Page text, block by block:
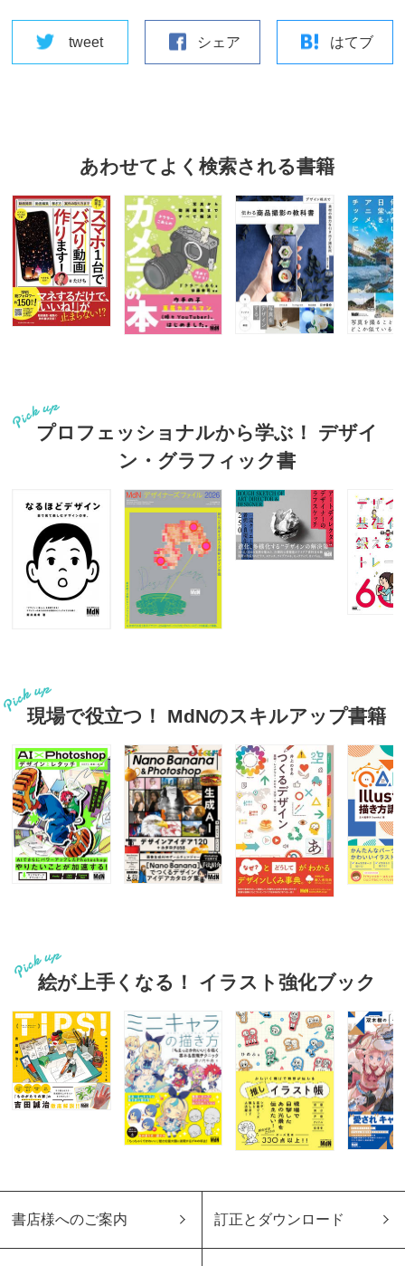
tweet シェア はてブ
あわせてよく検索される書籍
プロフェッショナルから学ぶ！ デザイ
ン・グラフィック書
現場で役立つ！ MdNのスキルアップ書籍
絵が上手くなる！ イラスト強化ブック
書店様へのご案内 訂正とダウンロード